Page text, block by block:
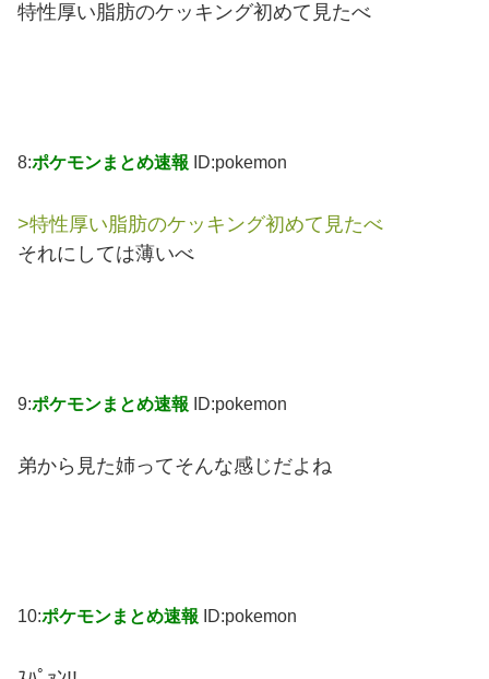
特性厚い脂肪のケッキング初めて見たべ
8:ポケモンまとめ速報 ID:pokemon
>特性厚い脂肪のケッキング初めて見たべ
それにしては薄いべ
9:ポケモンまとめ速報 ID:pokemon
弟から見た姉ってそんな感じだよね
10:ポケモンまとめ速報 ID:pokemon